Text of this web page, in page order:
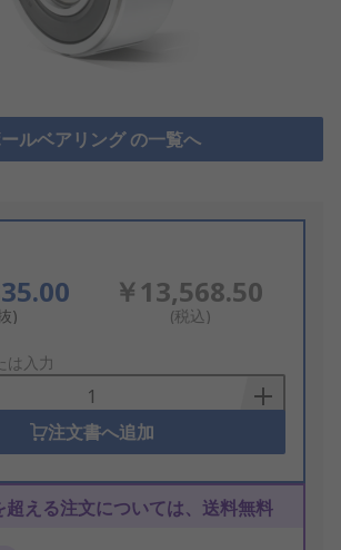
ルベアリング の一覧へ
)
￥13,568.50
(税込)
は入力
注文書へ追加
超える注文については、送料無料